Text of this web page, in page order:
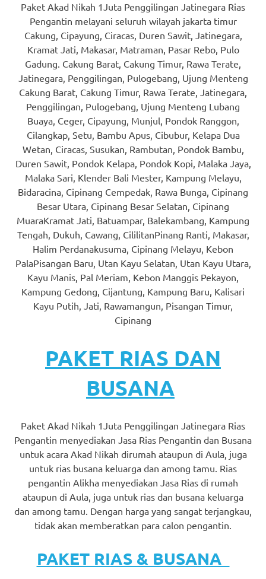
Hours
Online
replica
rolex.
Discover
More
Here
loanswatches.com.
Wiht
80%
Discount
replica
watches.
click
watches.
facts
https://www.stockswatches.com
anchor
https://
check
Paket Akad Nikah 1Juta Penggilingan Jatinegara Rias
Pengantin melayani seluruh wilayah jakarta timur
Cakung, Cipayung, Ciracas, Duren Sawit, Jatinegara,
Kramat Jati, Makasar, Matraman, Pasar Rebo, Pulo
Gadung. Cakung Barat, Cakung Timur, Rawa Terate,
Jatinegara, Penggilingan, Pulogebang, Ujung Menteng
Cakung Barat, Cakung Timur, Rawa Terate, Jatinegara,
Penggilingan, Pulogebang, Ujung Menteng Lubang
Buaya, Ceger, Cipayung, Munjul, Pondok Ranggon,
Cilangkap, Setu, Bambu Apus, Cibubur, Kelapa Dua
Wetan, Ciracas, Susukan, Rambutan, Pondok Bambu,
Duren Sawit, Pondok Kelapa, Pondok Kopi, Malaka Jaya,
Malaka Sari, Klender Bali Mester, Kampung Melayu,
Bidaracina, Cipinang Cempedak, Rawa Bunga, Cipinang
Besar Utara, Cipinang Besar Selatan, Cipinang
MuaraKramat Jati, Batuampar, Balekambang, Kampung
Tengah, Dukuh, Cawang, CililitanPinang Ranti, Makasar,
Halim Perdanakusuma, Cipinang Melayu, Kebon
PalaPisangan Baru, Utan Kayu Selatan, Utan Kayu Utara,
Kayu Manis, Pal Meriam, Kebon Manggis Pekayon,
Kampung Gedong, Cijantung, Kampung Baru, Kalisari
Kayu Putih, Jati, Rawamangun, Pisangan Timur,
Cipinang
PAKET RIAS DAN
BUSANA
Paket Akad Nikah 1Juta Penggilingan Jatinegara Rias
Pengantin menyediakan Jasa Rias Pengantin dan Busana
untuk acara Akad Nikah dirumah ataupun di Aula, juga
untuk rias busana keluarga dan among tamu. Rias
pengantin Alikha menyediakan Jasa Rias di rumah
ataupun di Aula, juga untuk rias dan busana keluarga
dan among tamu. Dengan harga yang sangat terjangkau,
tidak akan memberatkan para calon pengantin.
PAKET RIAS & BUSANA